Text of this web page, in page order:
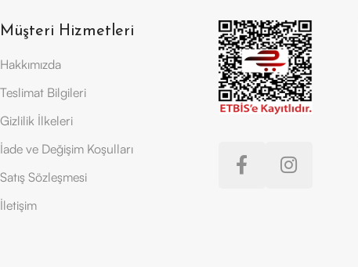
Müşteri Hizmetleri
Hakkımızda
Teslimat Bilgileri
Gizlilik İlkeleri
İade ve Değişim Koşulları
Satış Sözleşmesi
İletişim